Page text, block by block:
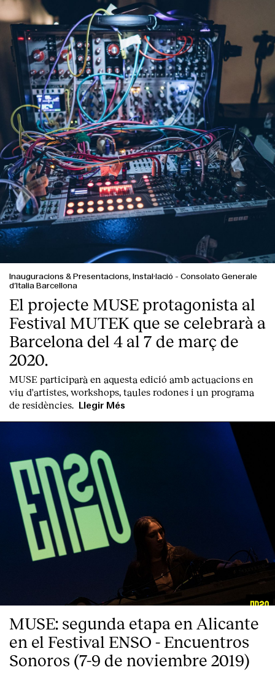
Contacte
Inauguracions & Presentacions, Instal·lació - Consolato Generale
d’Italia Barcellona
El projecte MUSE protagonista al
Festival MUTEK que se celebrarà a
Barcelona del 4 al 7 de març de
2020.
MUSE participarà en aquesta edició amb actuacions en
viu d'artistes, workshops, taules rodones i un programa
de residències.
Llegir Més
MUSE: segunda etapa en Alicante
en el Festival ENSO - Encuentros
Sonoros (7-9 de noviembre 2019)